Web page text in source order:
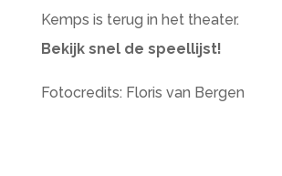
Kemps is terug in het theater.
Bekijk snel de speellijst!
Fotocredits: Floris van Bergen